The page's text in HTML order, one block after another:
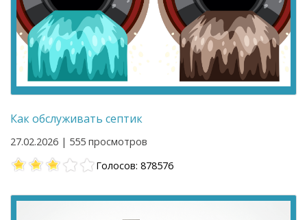
Как обслуживать септик
27.02.2026 | 555 просмотров
Голосов: 878576